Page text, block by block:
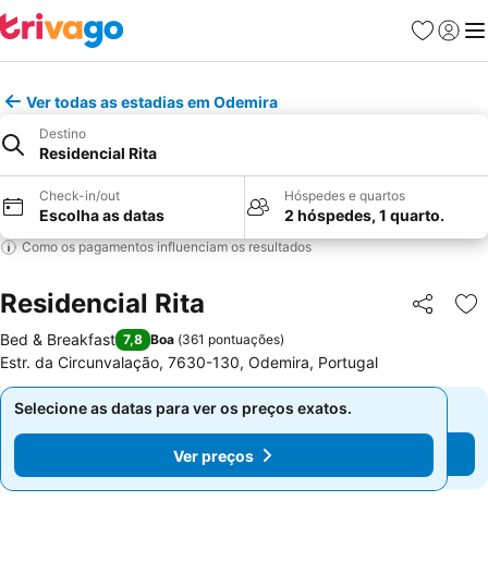
Favoritos
Iniciar
Ver todas as estadias em Odemira
Destino
Residencial Rita
Check-in/out
Escolha as datas
Hóspedes e quartos
2 hóspedes, 1 quarto.
Como os pagamentos influenciam os resultados
Residencial Rita Partilhar
Bed & Breakfast 7,8 Boa (361 pontuações)
Estr. da Circunvalação, 7630-130, Odemira, Portugal
Selecione as datas para ver os preços exatos.
Ver preços
Selecione as datas para ver os preços exatos.
Ver preços